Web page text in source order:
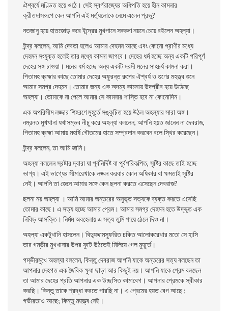
ঐশ্বর্যে মণ্ডিত হয়ে ওঠে। সেই স্বর্গরাজ্যের অধিপতি হয়ে হীন কামনার
ক্রীতদাসরূপে কেন আপনি এই মর্ত্যলােকে নেমে এলেন প্রভু?
নতজানু হয়ে হাতজোড় করে ইন্দ্রের মুখপানে সকরুণ নয়নে চেয়ে রইলেন অহল্যা।
ইন্দ্র বললেন, আমি দেবতা হলেও আমার দেহমন আছে এবং কোনাে প্রাণীর মধ্যে
দেহমন সংযুক্ত হলেই তার মধ্যে কামনা জাগবে। দেহের ধর্ম হচ্ছে অন্য একটি পরিপূর্ণ
দেহের সঙ্গ চাওয়া। মনের ধর্ম হচ্ছে অন্য একটি দরদী মনের সাহচর্য কামনা করা।
পিতামহ ব্রহ্মার কাছে তােমার দেহের অফুরন্ত রুপের ঐশ্বর্য ও গুণের মহত্ত্ব শুনে
আমার সমগ্র দেহমন। তােমার জন্য এক অদম্য কামনায় উদগ্রীব হয়ে উঠেছে
অহল্যা। তােমাকে না পেলে আমার সে কামনার শাস্তি হবে না কোনােদিন।
এক অপরিসীম লজ্জার শিহরণে মুহূর্তে সঙ্কুচিত হয়ে উঠল অহল্যার সারা অঙ্গ।
নম্রনত মুখখানা যথাসম্ভব নীচু করে অহল্যা বললেন, আপনি হয়ত জানেন না দেবরাজ,
পিতামহ ব্রহ্মা আমায় মহর্ষি গৌতমের হাতে সম্প্রদান করবেন বলে স্থির করেছেন।
ইন্দ্র বললেন, তা আমি জানি।
অহল্যা বললেন স্রষ্টার দ্বারা যা পূর্বনির্দিষ্ট বা পূর্বপরিকল্পিত, সৃষ্টির কাছে তাই হচ্ছে
ভাগ্য। এই ভাগ্যের সীমারেখাকে লঙ্ঘন করবার কোন অধিকার বা ক্ষমতাই সৃষ্টির
নেই। আপনি তা জেনে আমার সঙ্গে কেন ছলনা করতে এসেছেন দেবরাজ?
ছলনা নয় অহল্যা । আমি আমার অন্তরের অনুভূত সত্যকে ব্যক্ত করতে এসেছি
তােমারকাছে। এ সত্য হচ্ছে আমার প্রেম। আমার সমগ্র দেহমন হতে উদ্ভূত এক
নিবিড় আসক্তি। নির্মম অবহেলায় এ সত্য তুমি পায়ে ঠেলে দিও না।
অহল্যা একটুখানি হাসলেন। বিদ্যুদ্দামস্ফুরিত চকিত আলােকরেখার মতাে সে হাসি
তার গম্ভীর মুখখানার উপর ফুটে উঠতেই মিলিয়ে গেল মুহূর্তে।
গম্ভীরমুখে অহল্যা বললেন, কিন্তু দেবরাজ আপনি যাকে অন্তরের সত্য বলছেন তা
আপনার দেহগত এক জৈবিক ক্ষুধা ছাড়া আর কিছুই নয়। আপনি যাকে প্রেম বলছেন
তা আমার দেহের প্রতি আপনার এক উচ্ছসিত কামাবেগ। আপনার প্রেমকে স্বীকার
করছি। কিন্তু তাকে শ্রদ্ধা করতে পারছি না। এ প্রেমের হয়ত বেগ আছে ;
গভীরতাও আছে; কিন্তু মহত্ত্ব নেই।